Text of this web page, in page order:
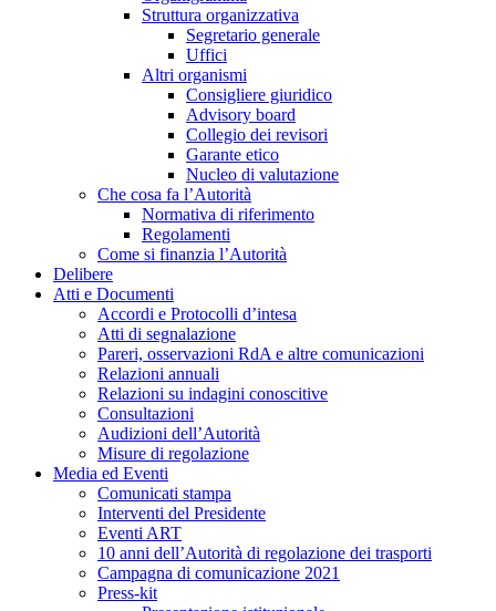
Struttura organizzativa
Segretario generale
Uffici
Altri organismi
Consigliere giuridico
Advisory board
Collegio dei revisori
Garante etico
Nucleo di valutazione
Che cosa fa l’Autorità
Normativa di riferimento
Regolamenti
Come si finanzia l’Autorità
Delibere
Atti e Documenti
Accordi e Protocolli d’intesa
Atti di segnalazione
Pareri, osservazioni RdA e altre comunicazioni
Relazioni annuali
Relazioni su indagini conoscitive
Consultazioni
Audizioni dell’Autorità
Misure di regolazione
Media ed Eventi
Comunicati stampa
Interventi del Presidente
Eventi ART
10 anni dell’Autorità di regolazione dei trasporti
Campagna di comunicazione 2021
Press-kit